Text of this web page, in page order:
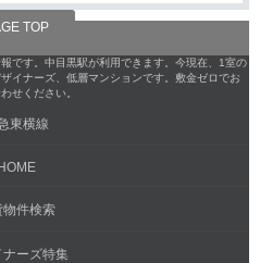
TOP
です。中目黒駅が利用できます。今現在、1室の
イナーズ、低層マンションです。敷金ゼロでお
せください。
東横線
物件検索
ナーズ特集